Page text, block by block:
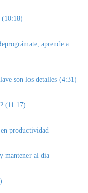
aprende a
son los detalles (4:31)
(11:17)
productividad
mantener al día